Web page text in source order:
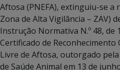
Aftosa (PNEFA), extinguiu-se
Zona de Alta Vigilância – ZAV)
Instrução Normativa N.º 48, de
Certificado de
Livre de Aftosa, outorgado
de Saúde Animal em 13 de